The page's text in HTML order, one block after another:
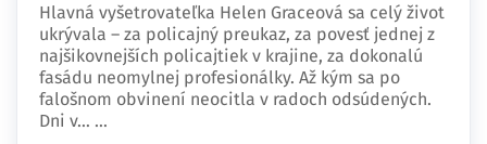
Hlavná vyšetrovateľka Helen Graceová sa celý život
ukrývala – za policajný preukaz, za povesť jednej z
najšikovnejších policajtiek v krajine, za dokonalú
fasádu neomylnej profesionálky. Až kým sa po
falošnom obvinení neocitla v radoch odsúdených.
Dni v… ...